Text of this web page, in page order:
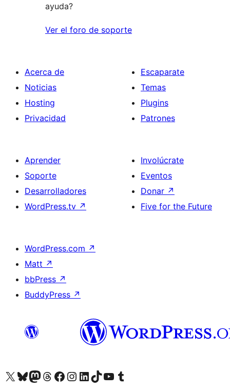
ayuda?
Ver el foro de soporte
Acerca de
Noticias
Hosting
Privacidad
Escaparate
Temas
Plugins
Patrones
Aprender
Soporte
Desarrolladores
WordPress.tv ↗
Involúcrate
Eventos
Donar ↗
Five for the Future
WordPress.com ↗
Matt ↗
bbPress ↗
BuddyPress ↗
Visita nuestra cuenta de X (anteriormente Twitter)
Visita nuestra cuenta de Bluesky
Visita nuestra cuenta de Mastodon
Visita nuestra cuenta de Threads
Visita nuestra página de Facebook
Visita nuestra cuenta de Instagram
Visita nuestra cuenta de LinkedIn
Visita nuestra cuenta de TikTok
Visita nuestro canal de YouTube
Visita nuestra cuenta de Tumblr